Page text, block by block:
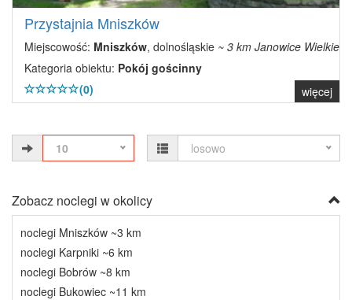
Przystajnia Mniszków
Miejscowość: Mniszków, dolnośląskie ~ 3 km Janowice Wielkie
Kategoria obiektu: Pokój gościnny
(0)
więcej
10 losowo
Zobacz noclegi w okolicy
noclegi Mniszków ~3 km
noclegi Karpniki ~6 km
noclegi Bobrów ~8 km
noclegi Bukowiec ~11 km